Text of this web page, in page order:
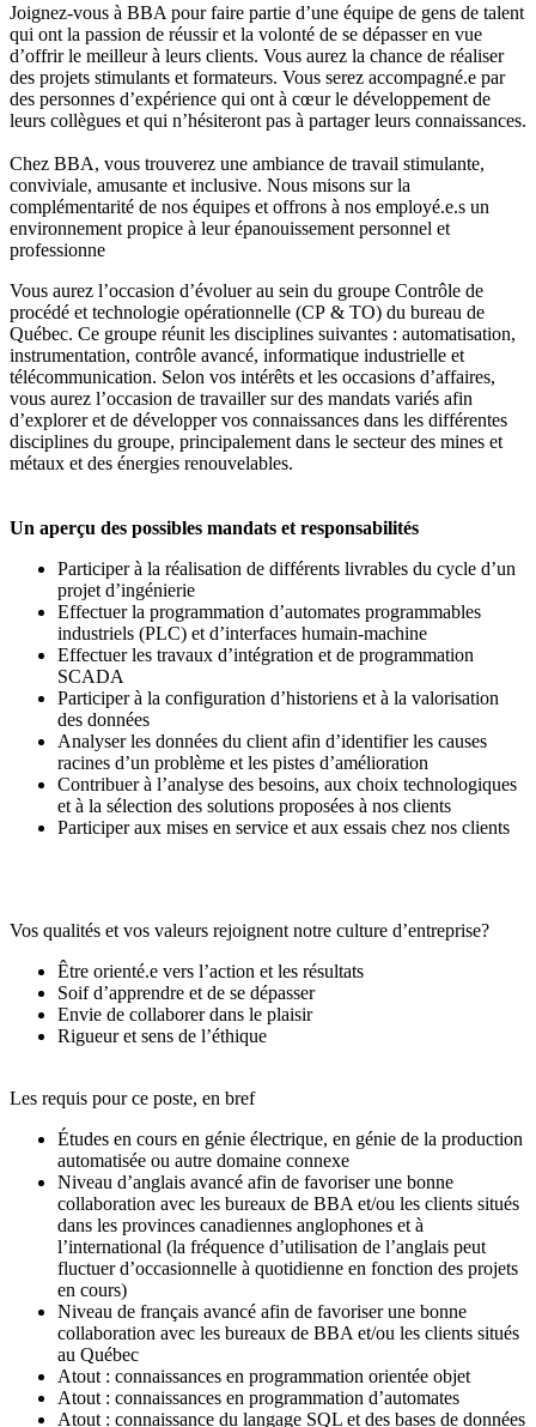
Joignez-vous à BBA pour faire partie d’une équipe de gens de talent
qui ont la passion de réussir et la volonté de se dépasser en vue
d’offrir le meilleur à leurs clients. Vous aurez la chance de réaliser
des projets stimulants et formateurs. Vous serez accompagné.e par
des personnes d’expérience qui ont à cœur le développement de
leurs collègues et qui n’hésiteront pas à partager leurs connaissances.
Chez BBA, vous trouverez une ambiance de travail stimulante,
conviviale, amusante et inclusive. Nous misons sur la
complémentarité de nos équipes et offrons à nos employé.e.s un
environnement propice à leur épanouissement personnel et
professionne
Vous aurez l’occasion d’évoluer au sein du groupe Contrôle de
procédé et technologie opérationnelle (CP & TO) du bureau de
Québec. Ce groupe réunit les disciplines suivantes : automatisation,
instrumentation, contrôle avancé, informatique industrielle et
télécommunication. Selon vos intérêts et les occasions d’affaires,
vous aurez l’occasion de travailler sur des mandats variés afin
d’explorer et de développer vos connaissances dans les différentes
disciplines du groupe, principalement dans le secteur des mines et
métaux et des énergies renouvelables.
Un aperçu des possibles mandats et responsabilités
Participer à la réalisation de différents livrables du cycle d’un
projet d’ingénierie
Effectuer la programmation d’automates programmables
industriels (PLC) et d’interfaces humain-machine
Effectuer les travaux d’intégration et de programmation
SCADA
Participer à la configuration d’historiens et à la valorisation
des données
Analyser les données du client afin d’identifier les causes
racines d’un problème et les pistes d’amélioration
Contribuer à l’analyse des besoins, aux choix technologiques
et à la sélection des solutions proposées à nos clients
Participer aux mises en service et aux essais chez nos clients
Vos qualités et vos valeurs rejoignent notre culture d’entreprise?
Être orienté.e vers l’action et les résultats
Soif d’apprendre et de se dépasser
Envie de collaborer dans le plaisir
Rigueur et sens de l’éthique
Les requis pour ce poste, en bref
Études en cours en génie électrique, en génie de la production
automatisée ou autre domaine connexe
Niveau d’anglais avancé afin de favoriser une bonne
collaboration avec les bureaux de BBA et/ou les clients situés
dans les provinces canadiennes anglophones et à
l’international (la fréquence d’utilisation de l’anglais peut
fluctuer d’occasionnelle à quotidienne en fonction des projets
en cours)
Niveau de français avancé afin de favoriser une bonne
collaboration avec les bureaux de BBA et/ou les clients situés
au Québec
Atout : connaissances en programmation orientée objet
Atout : connaissances en programmation d’automates
Atout : connaissance du langage SQL et des bases de données